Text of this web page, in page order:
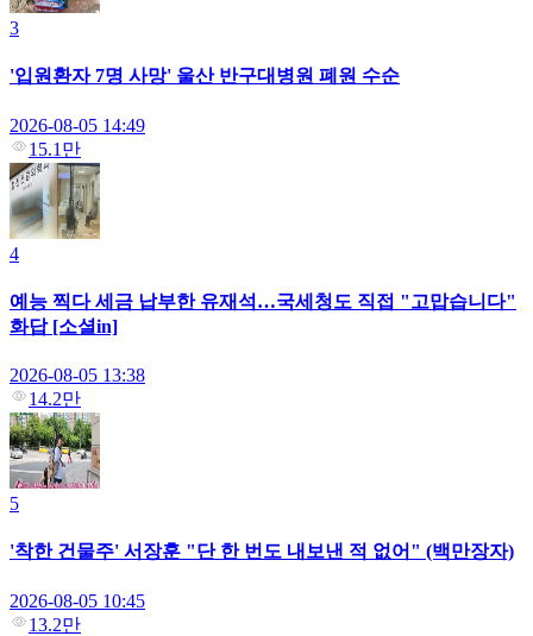
3
'입원환자 7명 사망' 울산 반구대병원 폐원 수순
2026-08-05 14:49
15.1만
4
예능 찍다 세금 납부한 유재석…국세청도 직접 "고맙습니다"
화답 [소셜in]
2026-08-05 13:38
14.2만
5
'착한 건물주' 서장훈 "단 한 번도 내보낸 적 없어" (백만장자)
2026-08-05 10:45
13.2만